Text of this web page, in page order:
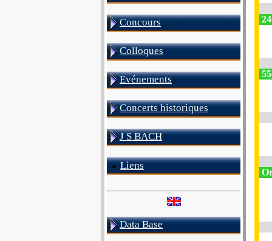
Concours
Colloques
Evénements
Concerts historiques
J S BACH
Liens
Data Base